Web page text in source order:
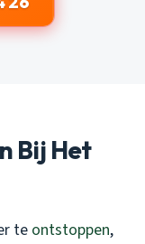
Bij Het
te ontstoppen,